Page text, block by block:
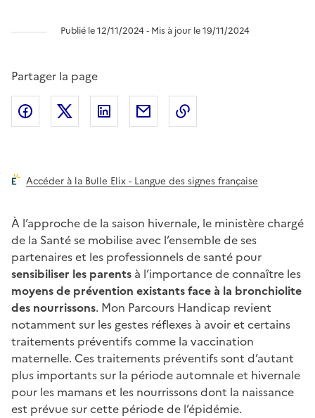
Publié le 12/11/2024 ‐ Mis à jour le 19/11/2024
Partager la page
Partager l'article surFacebook
Partager l'article sur X (anciennement
Partager l'article sur
Partager l'article par courriel
Accéder à la Bulle Elix - Langue des signes française
À l’approche de la saison hivernale, le ministère chargé
de la Santé se mobilise avec l’ensemble de ses
partenaires et les professionnels de santé pour
sensibiliser les parents à l’importance de connaître les
moyens de prévention existants face à la bronchiolite
des nourrissons. Mon Parcours Handicap revient
notamment sur les gestes réflexes à avoir et certains
traitements préventifs comme la vaccination
maternelle. Ces traitements préventifs sont d’autant
plus importants sur la période automnale et hivernale
pour les mamans et les nourrissons dont la naissance
est prévue sur cette période de l’épidémie.